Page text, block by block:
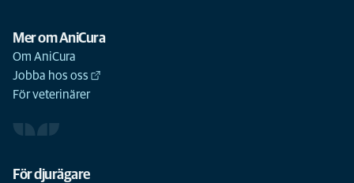
Mer om AniCura
Om AniCura
Jobba hos oss
För veterinärer
För djurägare